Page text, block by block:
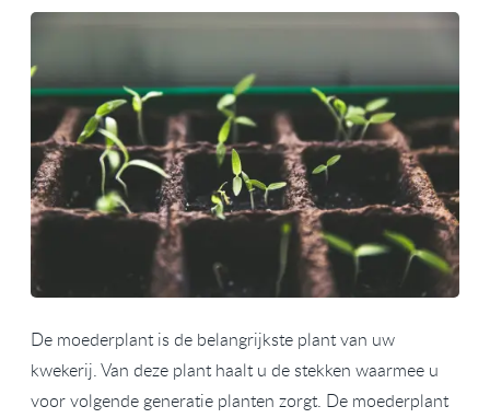
De moederplant is de belangrijkste plant van uw
kwekerij. Van deze plant haalt u de stekken waarmee u
voor volgende generatie planten zorgt. De moederplant